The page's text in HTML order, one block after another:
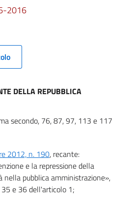
((Capo I-ter
delle informazioni e dei documenti))
2016
DELLA REPUBBLICA
secondo, 76, 87, 97, 113 e 117
2012, n. 190, recante:
e la repressione della
nella pubblica amministrazione»,
e 36 dell'articolo 1;